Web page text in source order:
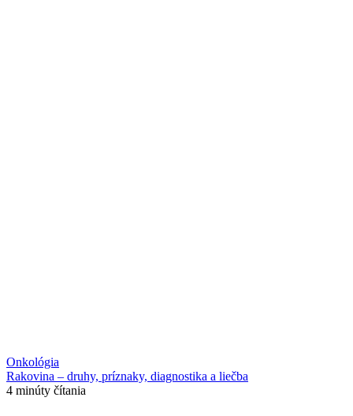
Onkológia
Rakovina – druhy, príznaky, diagnostika a liečba
4 minúty čítania